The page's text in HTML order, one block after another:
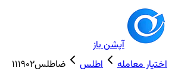
آپشن باز
اختیار معامله
اطلس ضاطلس111902